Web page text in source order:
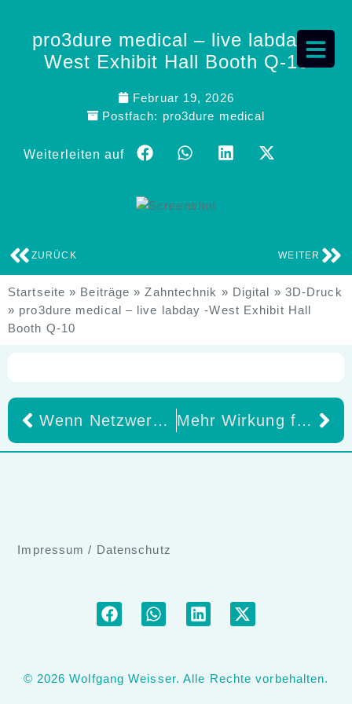
pro3dure medical – live labday -
West Exhibit Hall Booth Q-10
Februar 19, 2026
Postfach: pro3dure medical
Weiterleiten auf
ZURÜCK WEITER
Startseite » Beiträge »Zahntechnik » Digital » 3D-Druck
» pro3dure medical – live labday -West Exhibit Hall
Booth Q-10
Wenn Netzwerk plötzlich sichtbar wird – Die Zusammenarbeit von Bernd Halder und Wolfgang Weisser (DKW) Mehr Wirkung für Dental-Events: Warum Erlebnisse heute entscheidend sind
Impressum / Datenschutz
© 2026 Wolfgang Weisser. Alle Rechte vorbehalten.